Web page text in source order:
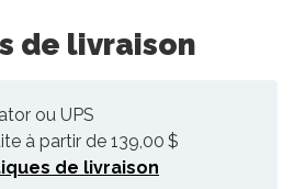
de livraison
ou UPS
à partir de 139,00 $
de livraison